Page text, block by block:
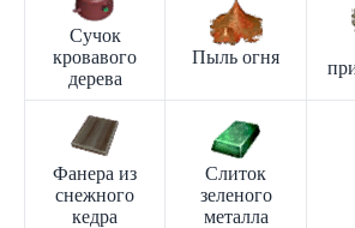
Сучок
кровавого
дерева
Пыль огня
Фанера из
снежного
кедра
Слиток
зеленого
металла